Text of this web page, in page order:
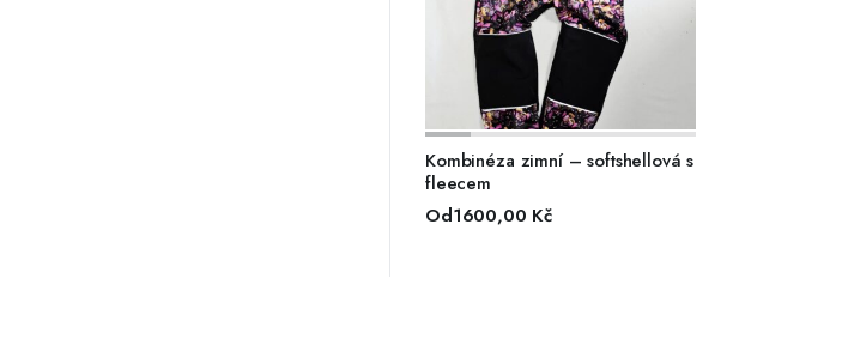
VÝBĚR MOŽNOSTÍ
Kombinéza zimní – softshellová s
fleecem
Od1600,00 Kč